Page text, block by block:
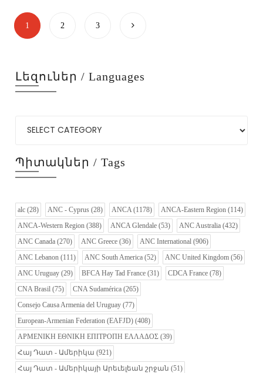
1 2 3
Լեզուներ / Languages
Պիտակներ / Tags
alc (28) ANC - Cyprus (28) ANCA (1178) ANCA-Eastern Region (114)
ANCA-Western Region (388) ANCA Glendale (53) ANC Australia (432)
ANC Canada (270) ANC Greece (36) ANC International (906)
ANC Lebanon (111) ANC South America (52) ANC United Kingdom (56)
ANC Uruguay (29) BFCA Hay Tad France (31) CDCA France (78)
CNA Brasil (75) CNA Sudamérica (265)
Consejo Causa Armenia del Uruguay (77)
European-Armenian Federation (EAFJD) (408)
ΑΡΜΕΝΙΚΗ ΕΘΝΙΚΗ ΕΠΙΤΡΟΠΗ ΕΛΛΑΔΟΣ (39)
Հայ Դատ - Ամերիկա (921)
Հայ Դատ - Ամերիկայի Արեւելեան շրջան (51)